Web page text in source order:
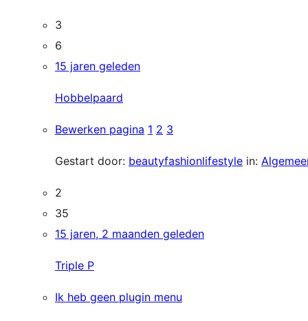
3
6
15 jaren geleden
Hobbelpaard
Bewerken pagina 1 2 3
Gestart door: beautyfashionlifestyle in:
2
35
15 jaren, 2 maanden geleden
Triple P
Ik heb geen plugin menu